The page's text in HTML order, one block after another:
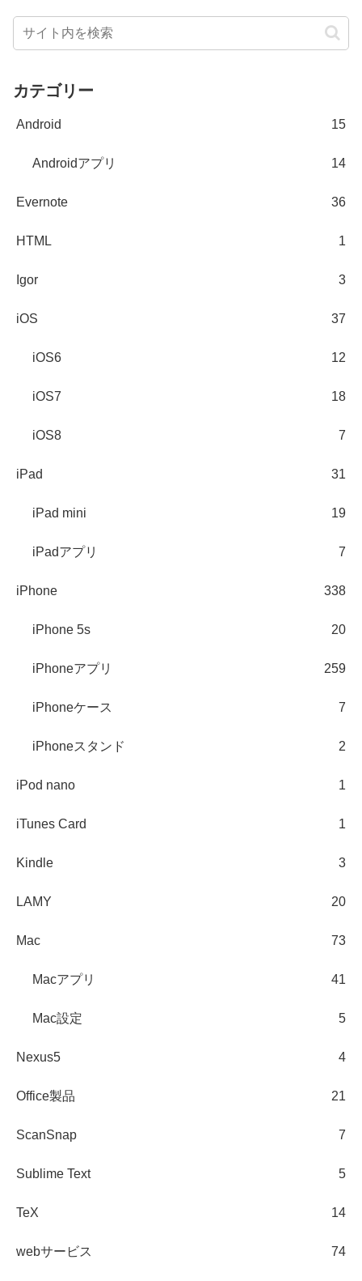
カテゴリー
Android 15
Androidアプリ 14
Evernote 36
HTML 1
Igor 3
iOS 37
iOS6 12
iOS7 18
iOS8 7
iPad 31
iPad mini 19
iPadアプリ 7
iPhone 338
iPhone 5s 20
iPhoneアプリ 259
iPhoneケース 7
iPhoneスタンド 2
iPod nano 1
iTunes Card 1
Kindle 3
LAMY 20
Mac 73
Macアプリ 41
Mac設定 5
Nexus5 4
Office製品 21
ScanSnap 7
Sublime Text 5
TeX 14
webサービス 74